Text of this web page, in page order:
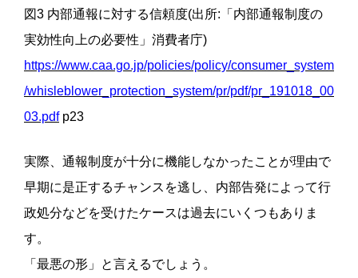
図3 内部通報に対する信頼度(出所:「内部通報制度の
実効性向上の必要性」消費者庁)
https://www.caa.go.jp/policies/policy/consumer_system
/whisleblower_protection_system/pr/pdf/pr_191018_00
03.pdfp23
実際、通報制度が十分に機能しなかったことが理由で
早期に是正するチャンスを逃し、内部告発によって行
政処分などを受けたケースは過去にいくつもありま
す。
「最悪の形」と言えるでしょう。